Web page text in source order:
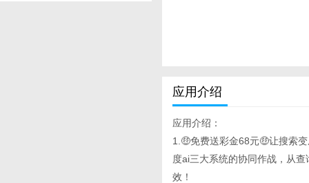
应用介绍
应用介绍：
1.🤑免费送彩金68元🤑让搜索
度ai三大系统的协同作战，从
效！